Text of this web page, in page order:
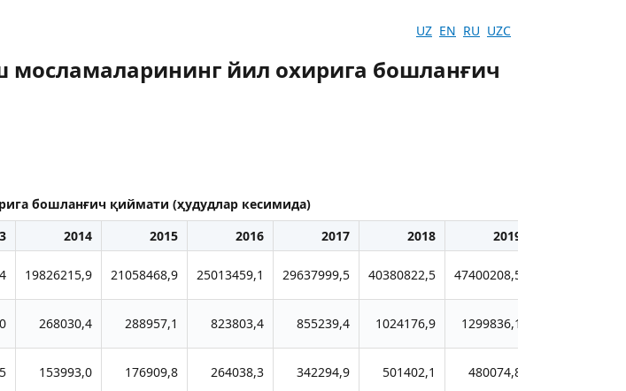
UZ EN RU UZC
мосламаларининг йил охирига бошланғич
бошланғич қиймати (ҳудудлар кесимида)
2014 2015 2016 2017 2018 2019
19826215,9 21058468,9 25013459,1 29637999,5 40380822,5 47400208,5
268030,4 288957,1 823803,4 855239,4 1024176,9 1299836,1
153993,0 176909,8 264038,3 342294,9 501402,1 480074,8